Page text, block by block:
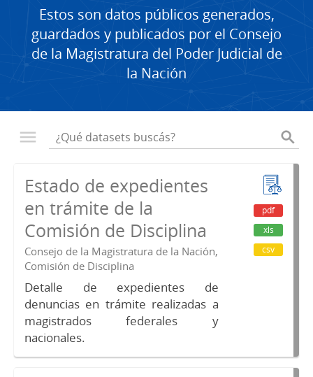
Estos son datos públicos generados,
guardados y publicados por el Consejo
de la Magistratura del Poder Judicial de
la Nación
Estado de expedientes
en trámite de la
Comisión de Disciplina
Consejo de la Magistratura de la Nación,
Comisión de Disciplina
Detalle de expedientes de
denuncias en trámite realizadas a
magistrados federales y
nacionales.
pdf
xls
csv